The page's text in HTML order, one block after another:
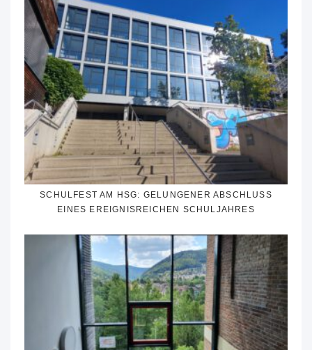
SCHULFEST AM HSG: GELUNGENER ABSCHLUSS
EINES EREIGNISREICHEN SCHULJAHRES